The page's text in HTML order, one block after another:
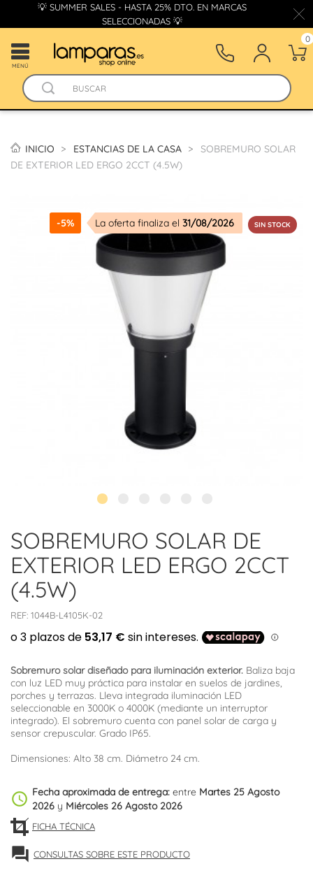
💡 SUMMER SALES - HASTA 25% DTO. EN MARCAS
SELECCIONADAS 💡
MENÚ
0
INICIO ESTANCIAS DE LA CASA
SOBREMURO SOLAR
DE EXTERIOR LED ERGO 2CCT (4.5W)
-5% La oferta finaliza el 31/08/2026 SIN STOCK
SOBREMURO SOLAR DE
EXTERIOR LED ERGO 2CCT
(4.5W)
REF: 1044B-L4105K-02
Sobremuro solar diseñado para iluminación exterior. Baliza baja
con luz LED muy práctica para instalar en suelos de jardines,
porches y terrazas. Lleva integrada iluminación LED
seleccionable en 3000K o 4000K (mediante un interruptor
integrado). El sobremuro cuenta con panel solar de carga y
sensor crepuscular. Grado IP65.
Dimensiones: Alto 38 cm. Diámetro 24 cm.
schedule Fecha aproximada de entrega: entre Martes 25 Agosto
2026 y Miércoles 26 Agosto 2026
FICHA TÉCNICA
forum CONSULTAS SOBRE ESTE PRODUCTO